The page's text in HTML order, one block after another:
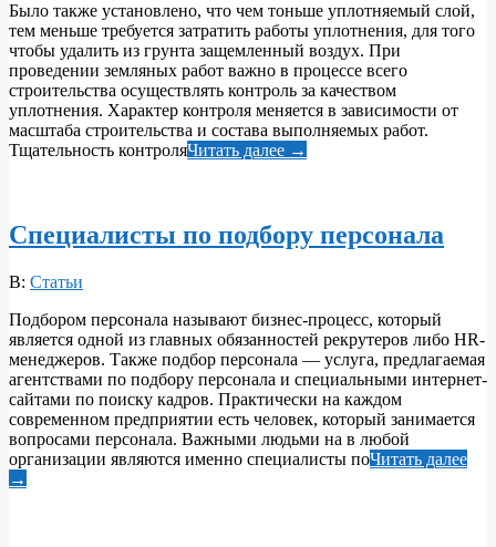
07
Было также установлено, что чем тоньше уплотняемый слой,
тем меньше требуется затратить работы уплотнения, для того
чтобы удалить из грунта защемленный воздух. При
проведении земляных работ важно в процессе всего
строительства осуществлять контроль за качеством
уплотнения. Характер контроля меняется в зависимости от
масштаба строительства и состава выполняемых работ.
Тщательность контроляЧитать далее →
Специалисты по подбору персонала
2018-
07
В: Статьи
Подбором персонала называют бизнес-процесс, который
является одной из главных обязанностей рекрутеров либо HR-
менеджеров. Также подбор персонала — услуга, предлагаемая
агентствами по подбору персонала и специальными интернет-
сайтами по поиску кадров. Практически на каждом
современном предприятии есть человек, который занимается
вопросами персонала. Важными людьми на в любой
организации являются именно специалисты поЧитать далее
→